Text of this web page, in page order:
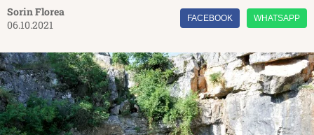
Sorin Florea
06.10.2021
FACEBOOK WHATSAPP